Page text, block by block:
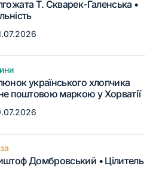
Т. Скварек-Галенська •
українського хлопчика
поштовою маркою у Хорватії
Домбровський • Цілитель